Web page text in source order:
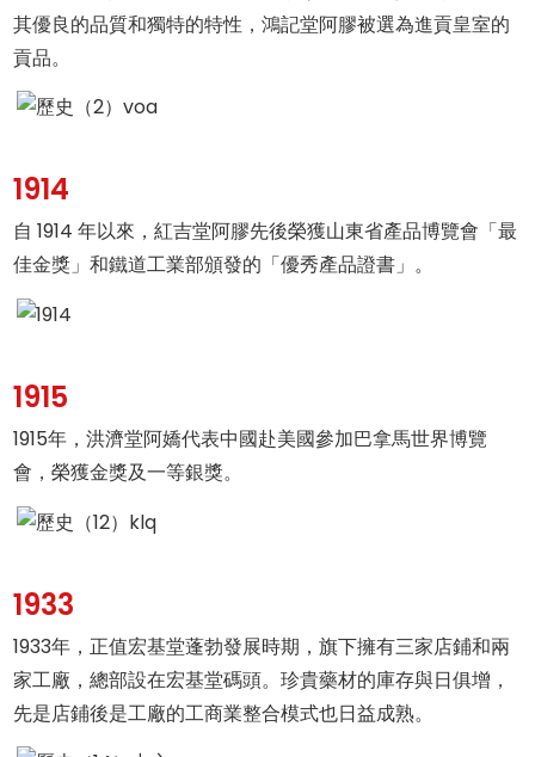
其優良的品質和獨特的特性，鴻記堂阿膠被選為進貢皇室的
貢品。
1914
自 1914 年以來，紅吉堂阿膠先後榮獲山東省產品博覽會「最
佳金獎」和鐵道工業部頒發的「優秀產品證書」。
1915
1915年，洪濟堂阿嬌代表中國赴美國參加巴拿馬世界博覽
會，榮獲金獎及一等銀獎。
1933
1933年，正值宏基堂蓬勃發展時期，旗下擁有三家店鋪和兩
家工廠，總部設在宏基堂碼頭。珍貴藥材的庫存與日俱增，
先是店鋪後是工廠的工商業整合模式也日益成熟。